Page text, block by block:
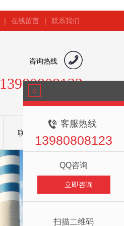
| 在线留言 | 联系我们
咨询热线
13980808123
联系我们
x
客服热线
13980808123
QQ咨询
立即咨询
扫描二维码